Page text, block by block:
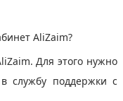
AliZaim?
Для этого нужно
службу поддержки с